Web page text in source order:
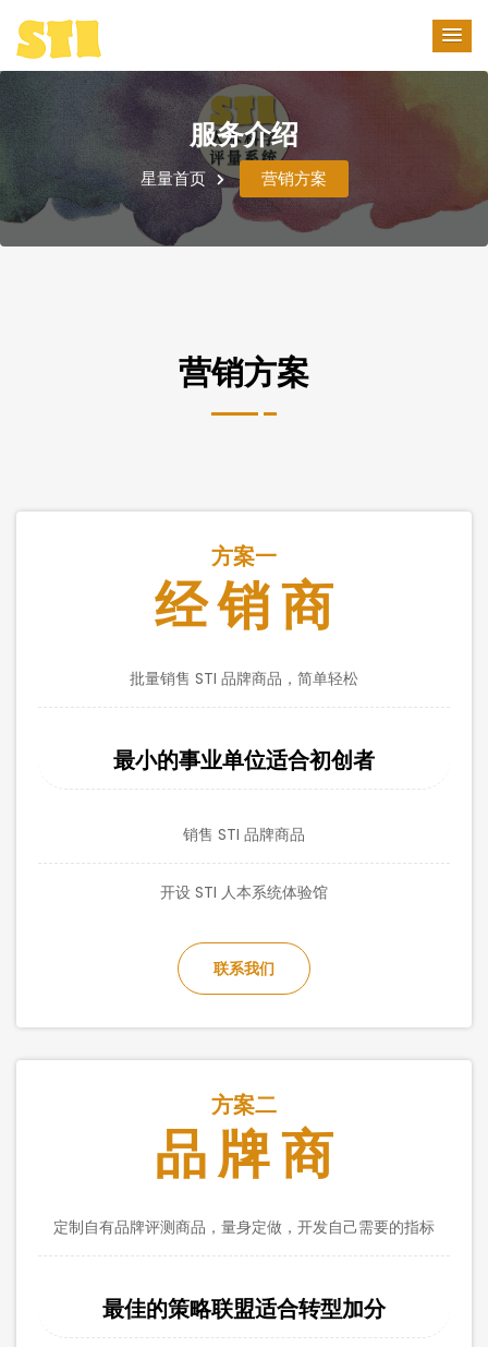
服务介绍
星量首页 营销方案
营销方案
方案一
经 销 商
批量销售 STI 品牌商品，简单轻松
最小的事业单位适合初创者
销售 STI 品牌商品
开设 STI 人本系统体验馆
联系我们
方案二
品 牌 商
定制自有品牌评测商品，量身定做，开发自己需要的指标
最佳的策略联盟适合转型加分